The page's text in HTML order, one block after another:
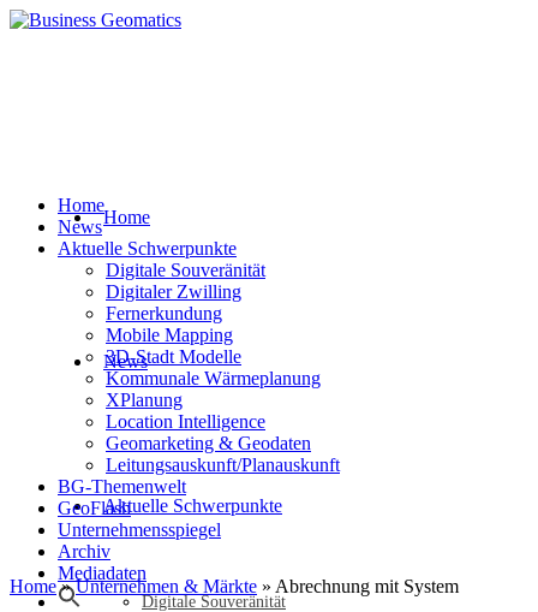
Home
News
Aktuelle Schwerpunkte
Digitale Souveränität
Home
News
Aktuelle Schwerpunkte
Digitale Souveränität
Digitaler Zwilling
Fernerkundung
Mobile Mapping
3D-Stadt Modelle
Kommunale Wärmeplanung
XPlanung
Location Intelligence
Geomarketing & Geodaten
Leitungsauskunft/Planauskunft
BG-Themenwelt
GeoFlash
Unternehmensspiegel
Archiv
Mediadaten
Home»Unternehmen & Märkte » Abrechnung mit System